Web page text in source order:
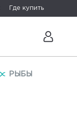
Где купить
РЫБЫ